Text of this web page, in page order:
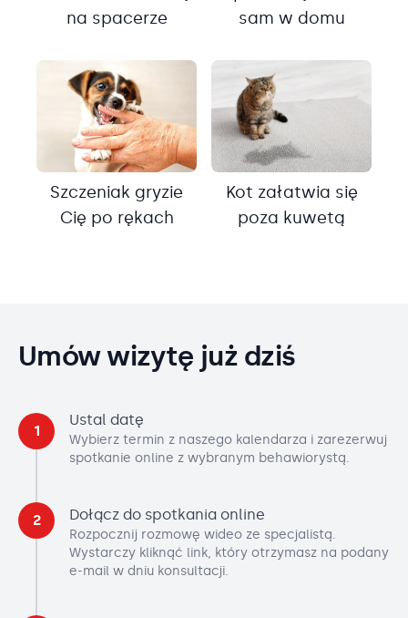
na spacerze
sam w domu
Szczeniak gryzie
Cię po rękach
Kot załatwia się
poza kuwetą
Umów wizytę już dziś
1
Ustal datę
Wybierz termin z naszego kalendarza i zarezerwuj
spotkanie online z wybranym behawiorystą.
2 Dołącz do spotkania online
Rozpocznij rozmowę wideo ze specjalistą.
Wystarczy kliknąć link, który otrzymasz na podany
e-mail w dniu konsultacji.